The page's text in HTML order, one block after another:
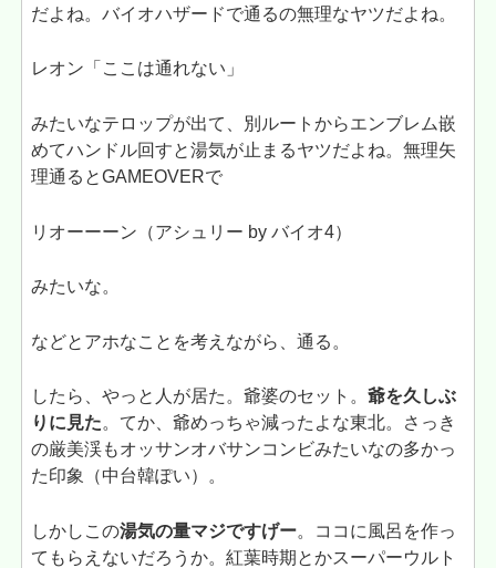
だよね。バイオハザードで通るの無理なヤツだよね。
レオン「ここは通れない」
みたいなテロップが出て、別ルートからエンブレム嵌
めてハンドル回すと湯気が止まるヤツだよね。無理矢
理通るとGAMEOVERで
リオーーーン（アシュリー by バイオ4）
みたいな。
などとアホなことを考えながら、通る。
したら、やっと人が居た。爺婆のセット。爺を久しぶ
りに見た。てか、爺めっちゃ減ったよな東北。さっき
の厳美渓もオッサンオバサンコンビみたいなの多かっ
た印象（中台韓ぽい）。
しかしこの湯気の量マジですげー。ココに風呂を作っ
てもらえないだろうか。紅葉時期とかスーパーウルト